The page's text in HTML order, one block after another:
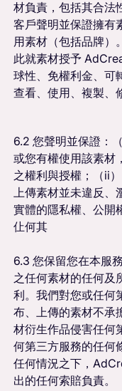
材負責，包括其合法
客戶聲明並保證擁有
用素材（包括品牌）
此就素材授予
球性、免權利金、可
查看、使用、複製、
6.2 您聲明並保證：
或您有權使用該素材
之權利與授權；（ii
上傳素材並未違反
實體的隱私權、公開
仩何其
6.3 您保留您在本服
之任何素材的任何及
利。我們對您或任何
布、上傳的素材不承
材衍生作品侵害任何
何第三方服務的任何
任何情況之下，
出的任何索賠負責。